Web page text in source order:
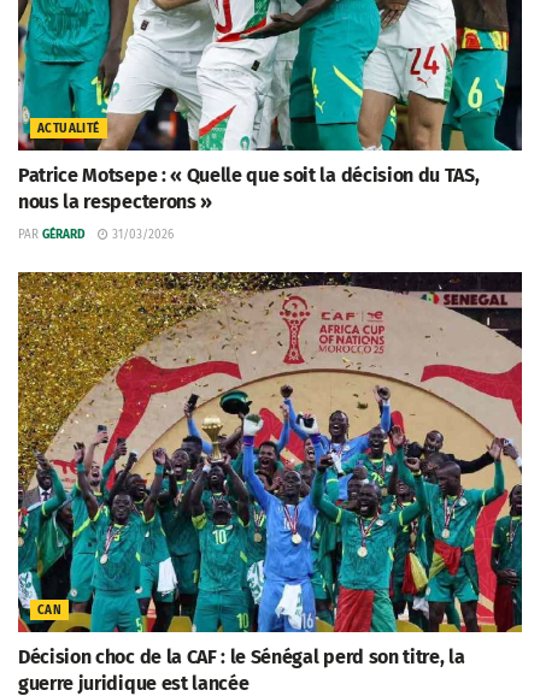
ACTUALITÉ
Patrice Motsepe : « Quelle que soit la décision du TAS,
nous la respecterons »
PAR GÉRARD 31/03/2026
CAN
Décision choc de la CAF : le Sénégal perd son titre, la
guerre juridique est lancée